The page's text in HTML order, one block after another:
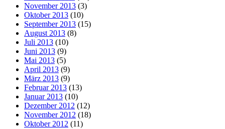
November 2013 (3)
Oktober 2013 (10)
September 2013 (15)
August 2013 (8)
Juli 2013 (10)
Juni 2013 (9)
Mai 2013 (5)
April 2013 (9)
März 2013 (9)
Februar 2013 (13)
Januar 2013 (10)
Dezember 2012 (12)
November 2012 (18)
Oktober 2012 (11)